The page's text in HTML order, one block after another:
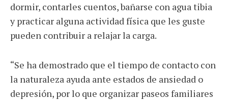
dormir, contarles cuentos, bañarse con agua tibia
y practicar alguna actividad física que les guste
pueden contribuir a relajar la carga.
“Se ha demostrado que el tiempo de contacto con
la naturaleza ayuda ante estados de ansiedad o
depresión, por lo que organizar paseos familiares